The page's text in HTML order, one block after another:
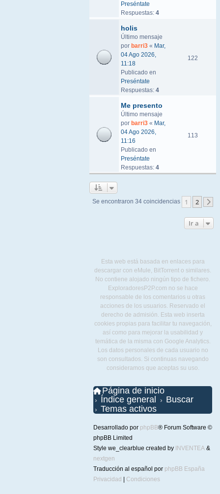
Preséntate
Respuestas: 4
holis
Último mensaje
por barri3 « Mar,
04 Ago 2026,
11:18
Publicado en
Preséntate
Respuestas: 4
122
Me presento
Último mensaje
por barri3 « Mar,
04 Ago 2026,
11:16
Publicado en
Preséntate
Respuestas: 4
113
Se encontraron 34 coincidencias 1 2
Ir a
Esta web está basada en enlaces para
descargar con eMule, BitTorrent o similares.
No contiene alojado ningún tipo de fichero.
ExploradoresP2P.com no se hace
responsable de los comentarios u otras
acciones de los usuarios. Reservado el
derecho de admisión. Esta web inserta
cookies propias para facilitar tu navegación,
así como para mejorar la usabilidad y
temática de la misma con Google Analytics.
Los datos personales de cada usuario no
son consultados. Si continuas navegando
consideramos que aceptas su uso.
Página de inicio
Índice general
Buscar
Temas activos
Desarrollado por phpBB® Forum Software ©
phpBB Limited
Style we_clearblue created by INVENTEA &
nextgen
Traducción al español por phpBB España
Privacidad
Condiciones